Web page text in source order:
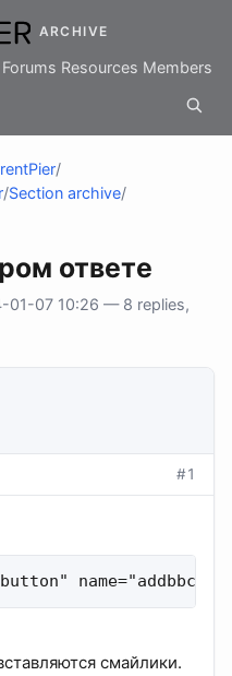
ARCHIVE
Forums Resources Members
/
/Section archive/
ответе
01-07 10:26 — 8 replies,
#1
смайлики.